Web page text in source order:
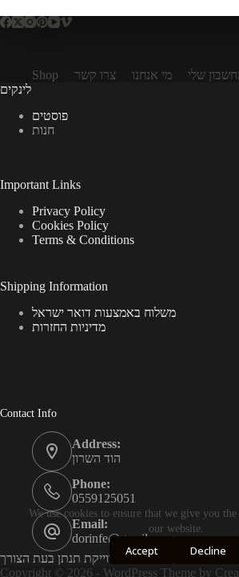
We use cookies to ensure that we give you the
our website.
Accept Decline
Shop צרו קשר מי אנחנו
שלי
לינקים
פוסטים
חנות
Important Links
Privacy Policy
Cookies Policy
Terms & Conditions
Shipping Information
משלוח באמצעות דואר ישראל
מדיניות החזרות
Contact Info
Address:
הוד השרון
Phone:
0559125051
Email:
dorinfe@gmail.com
כתובת מדוייקת תנתן בעת הצורך
Copyright © 2026 - WordPress Theme by